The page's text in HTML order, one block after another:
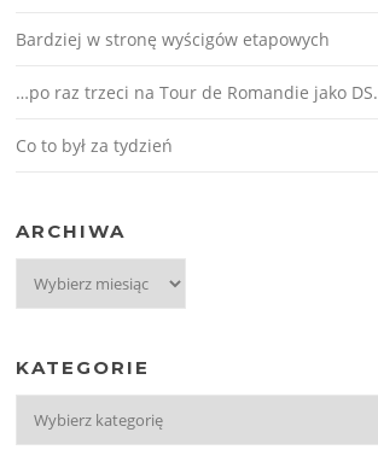
Bardziej w stronę wyścigów etapowych
…po raz trzeci na Tour de Romandie jako DS.
Co to był za tydzień
ARCHIWA
KATEGORIE